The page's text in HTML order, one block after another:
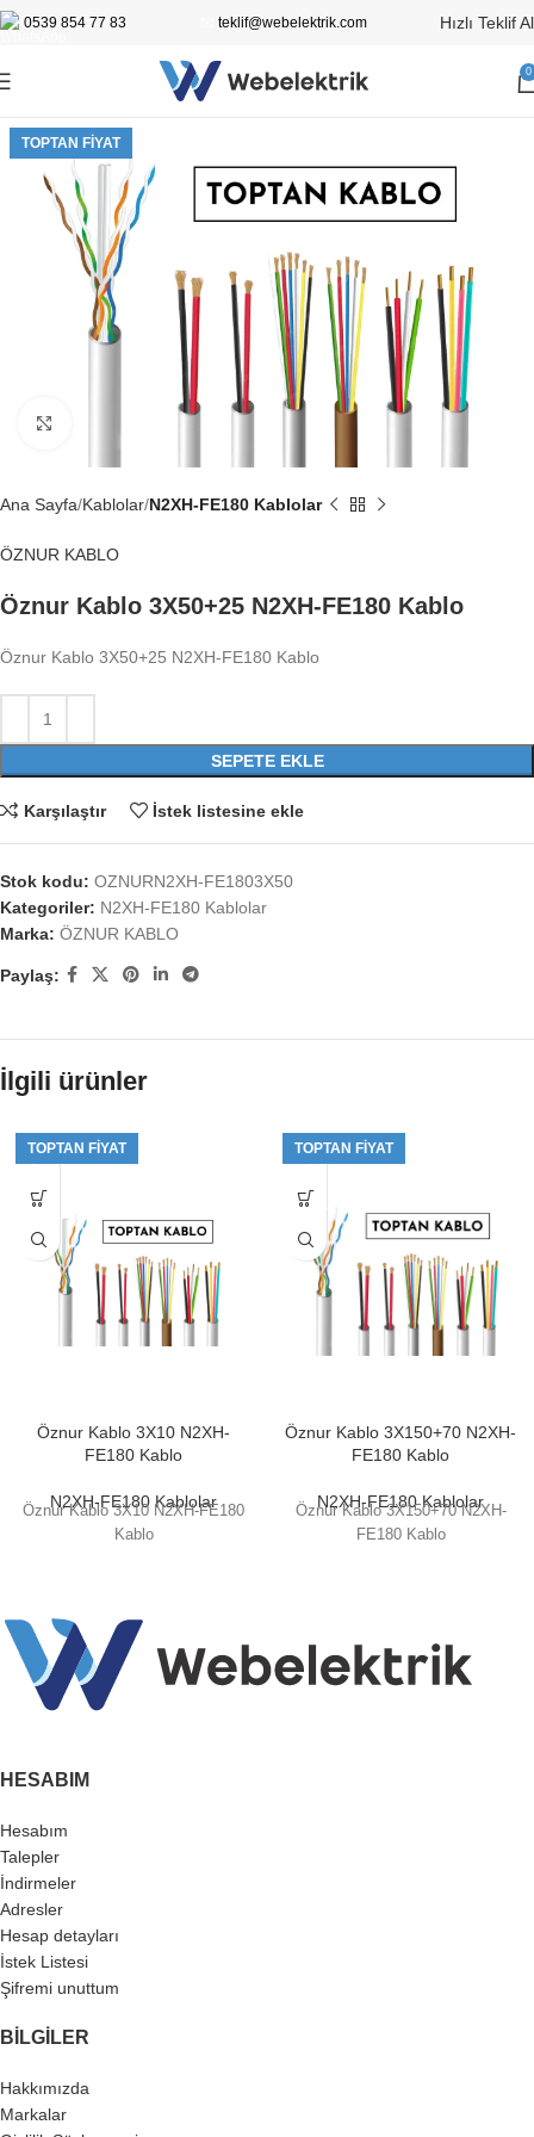
0539 854 77 83 teklif@webelektrik.com Hızlı Teklif Al
0
TOPTAN FIYAT
Ana Sayfa Kablolar N2XH-FE180 Kablolar
ÖZNUR KABLO
Öznur Kablo 3X50+25 N2XH-FE180 Kablo
Öznur Kablo 3X50+25 N2XH-FE180 Kablo
SEPETE EKLE
Karşılaştır İstek listesine ekle
Stok kodu: OZNURN2XH-FE1803X50
Kategoriler: N2XH-FE180 Kablolar
Marka: ÖZNUR KABLO
Paylaş:
İlgili ürünler
TOPTAN FIYAT
Öznur Kablo 3X10 N2XH-
FE180 Kablo
N2XH-FE180 Kablolar
Öznur Kablo 3X10 N2XH-FE180
Kablo
TOPTAN FIYAT
Öznur Kablo 3X150+70 N2XH-
FE180 Kablo
N2XH-FE180 Kablolar
Öznur Kablo 3X150+70 N2XH-
FE180 Kablo
HESABIM
Hesabım
Talepler
İndirmeler
Adresler
Hesap detayları
İstek Listesi
Şifremi unuttum
BILGILER
Hakkımızda
Markalar